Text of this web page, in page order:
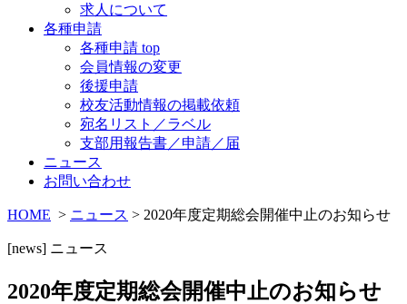
求人について
各種申請
各種申請 top
会員情報の変更
後援申請
校友活動情報の掲載依頼
宛名リスト／ラベル
支部用報告書／申請／届
ニュース
お問い合わせ
HOME > ニュース > 2020年度定期総会開催中止のお知らせ
[news] ニュース
2020年度定期総会開催中止のお知らせ